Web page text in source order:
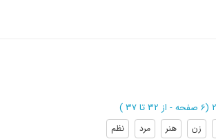
(‎6 صفحه - از 32 تا 37 )
زن هنر مرد نظم